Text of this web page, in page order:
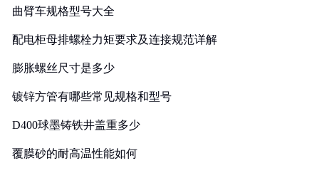
曲臂车规格型号大全
配电柜母排螺栓力矩要求及连接规范详解
膨胀螺丝尺寸是多少
镀锌方管有哪些常见规格和型号
D400球墨铸铁井盖重多少
覆膜砂的耐高温性能如何